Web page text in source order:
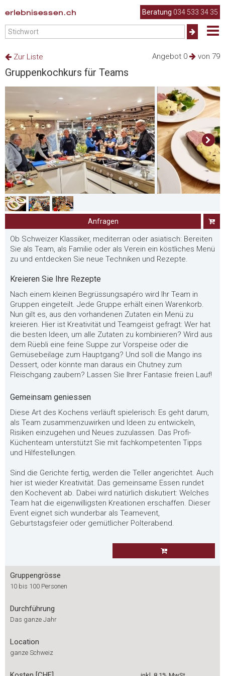
erlebnisessen.ch Beratung 034 533 34 35
Angebot 0 von 79
Zur Liste
Gruppenkochkurs für Teams
Anfragen
Ob Schweizer Klassiker, mediterran oder asiatisch: Bereiten
Sie als Team, als Familie oder als Verein ein köstliches Menü
zu und entdecken Sie neue Techniken und Rezepte.
Kreieren Sie Ihre Rezepte
Nach einem kleinen Begrüssungsapéro wird Ihr Team in
Gruppen eingeteilt. Jede Gruppe erhält einen Warenkorb.
Nun gilt es, aus den vorhandenen Zutaten ein Menü zu
kreieren. Hier ist Kreativität und Teamgeist gefragt: Wer hat
die besten Ideen, um alle Zutaten zu kombinieren? Wird aus
dem Rüebli eine feine Suppe zur Vorspeise oder die
Gemüsebeilage zum Hauptgang? Und soll die Mango ins
Dessert, oder könnte man daraus ein Chutney zum
Fleischgang zaubern? Lassen Sie Ihrer Fantasie freien Lauf!
Gemeinsam geniessen
Diese Art des Kochens verläuft spielerisch: Es geht darum,
als Team zusammenzuwirken und Ideen zu entwickeln,
Risiken einzugehen und Neues zuzulassen. Das Profi-
Küchenteam unterstützt Sie mit fachkompetenten Tipps
und Hilfestellungen.
Sind die Gerichte fertig, werden die Teller angerichtet. Auch
hier ist wieder Kreativität. Das gemeinsame Essen rundet
den Kochevent ab. Dabei wird natürlich diskutiert: Welches
Team hat die eigenwilligsten Kreationen erschaffen. Dieser
Event eignet sich wunderbar als Teamevent,
Geburtstagsfeier oder gemütlicher Polterabend.
Gruppengrösse
10 bis 100 Personen
Durchführung
Das ganze Jahr
Location
ganze Schweiz